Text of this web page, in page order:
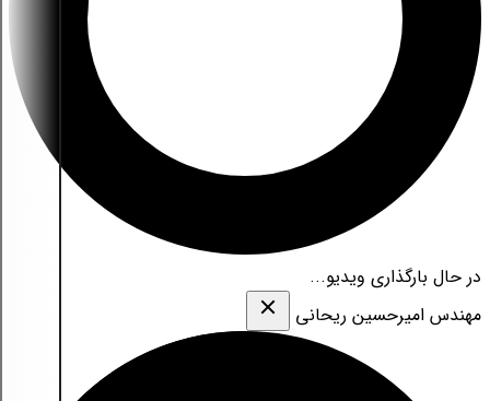
در حال بارگذاری ویدیو...
مهندس امیرحسین ریحانی